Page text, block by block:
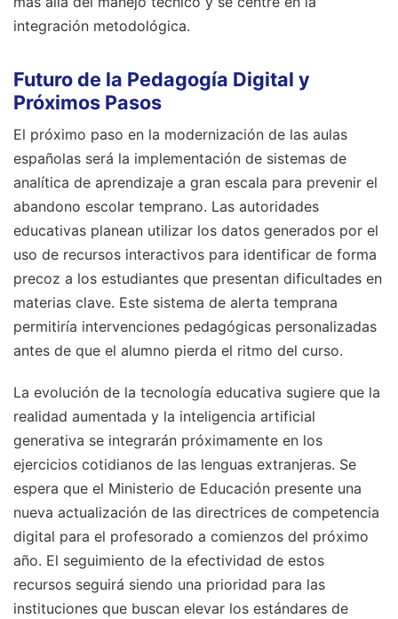
integración metodológica.
Futuro de la Pedagogía Digital y
Próximos Pasos
El próximo paso en la modernización de las aulas
españolas será la implementación de sistemas de
analítica de aprendizaje a gran escala para prevenir el
abandono escolar temprano. Las autoridades
educativas planean utilizar los datos generados por el
uso de recursos interactivos para identificar de forma
precoz a los estudiantes que presentan dificultades en
materias clave. Este sistema de alerta temprana
permitiría intervenciones pedagógicas personalizadas
antes de que el alumno pierda el ritmo del curso.
La evolución de la tecnología educativa sugiere que la
realidad aumentada y la inteligencia artificial
generativa se integrarán próximamente en los
ejercicios cotidianos de las lenguas extranjeras. Se
espera que el Ministerio de Educación presente una
nueva actualización de las directrices de competencia
digital para el profesorado a comienzos del próximo
año. El seguimiento de la efectividad de estos
recursos seguirá siendo una prioridad para las
instituciones que buscan elevar los estándares de